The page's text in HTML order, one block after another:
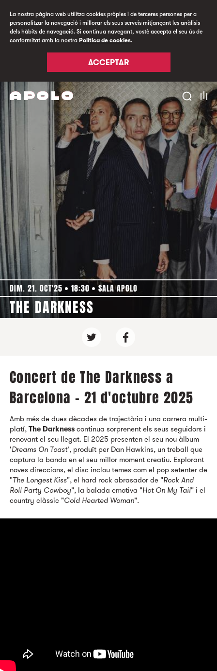
La nostra pàgina web utilitza cookies pròpies i de terceres persones per a
personalitzar la navegació i millorar els seus serveis mitjançant les anàlisis
dels hàbits de navegació. Si continua navegant, vostè accepta el seu ús de
conformitat amb la nostra Política de cookies.
ACCEPTAR
DIM. 21. OCT'25 18:30 SALA APOLO
THE DARKNESS
Concert de The Darkness a
Barcelona - 21 d'octubre 2025
Amb més de dues dècades de trajectòria i una carrera multi-
platí, The Darkness continua sorprenent els seus seguidors i
renovant el seu llegat. El 2025 presenten el seu nou àlbum
'Dreams On Toast', produït per Dan Hawkins, un treball que
captura la banda en el seu millor moment creatiu. Explorant
noves direccions, el disc inclou temes com el pop setenter de
"The Longest Kiss", el hard rock abrasador de "Rock And
Roll Party Cowboy", la balada emotiva "Hot On My Tail" i el
country clàssic "Cold Hearted Woman".